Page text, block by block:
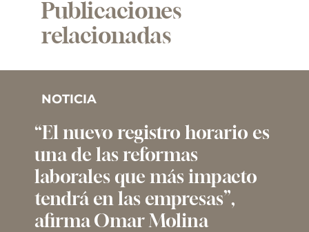
Publicaciones
relacionadas
NOTICIA
“El nuevo registro horario es
una de las reformas
laborales que más impacto
tendrá en las empresas”,
afirma Omar Molina